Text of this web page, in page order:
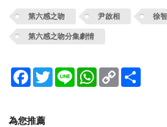
第六感之吻 尹啟相 徐
第六感之吻分集劇情
Facebook
TwitterLine WhatsApp
Copy
Link
為您推薦